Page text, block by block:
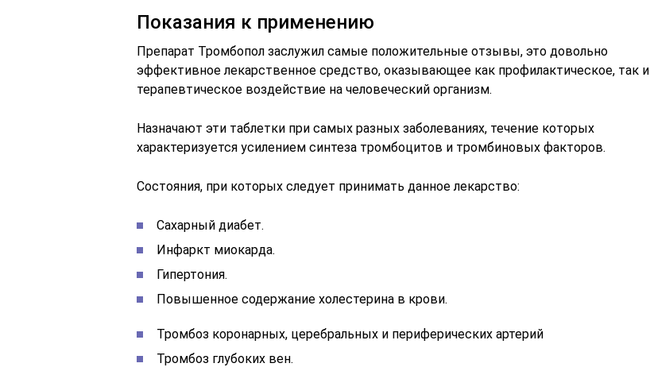
Показания к применению
Препарат Тромбопол заслужил самые положительные отзывы, это довольно
эффективное лекарственное средство, оказывающее как профилактическое, так и
терапевтическое воздействие на человеческий организм.
Назначают эти таблетки при самых разных заболеваниях, течение которых
характеризуется усилением синтеза тромбоцитов и тромбиновых факторов.
Состояния, при которых следует принимать данное лекарство:
Сахарный диабет.
Инфаркт миокарда.
Гипертония.
Повышенное содержание холестерина в крови.
Тромбоз коронарных, церебральных и периферических артерий
Тромбоз глубоких вен.